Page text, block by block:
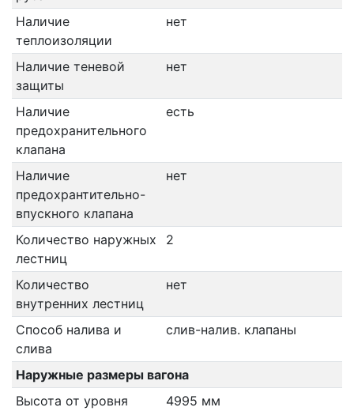
Наличие
теплоизоляции
нет
Наличие теневой
защиты
нет
Наличие
предохранительного
клапана
есть
Наличие
предохрантительно-
впускного клапана
нет
Количество наружных
лестниц
2
Количество
внутренних лестниц
нет
Способ налива и
слива
слив-налив. клапаны
Наружные размеры вагона
Высота от уровня
4995 мм